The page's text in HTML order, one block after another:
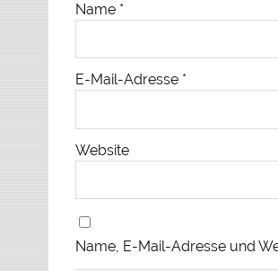
Name *
E-Mail-Adresse *
Website
Name, E-Mail-Adresse und